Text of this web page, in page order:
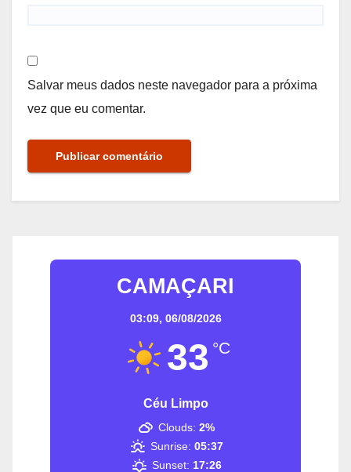
Salvar meus dados neste navegador para a próxima
vez que eu comentar.
CAMAÇARI
03:09, 06/08/2026
33 °C
Céu Limpo
Clouds: 2%
Sunrise: 05:37
Sunset: 17:26